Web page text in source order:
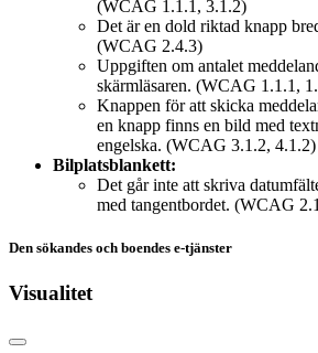
(WCAG 1.1.1, 3.1.2)
Det är en dold riktad knapp
(WCAG 2.4.3)
Uppgiften om antalet
skärmläsaren. (WCAG 1.1.1,
Knappen för att skicka
en knapp finns en bild med
engelska. (WCAG 3.1.2, 4.1.2)
Bilplatsblankett:
Det går inte att skriva
med tangentbordet. (WCAG
Den sökandes och boendes e-tjänster
Visualitet